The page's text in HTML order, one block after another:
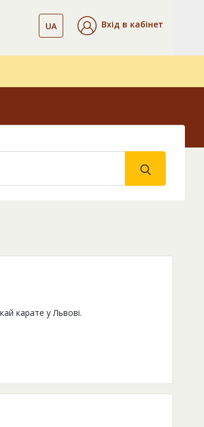
UA Вхід в кабінет
карате у Львові.